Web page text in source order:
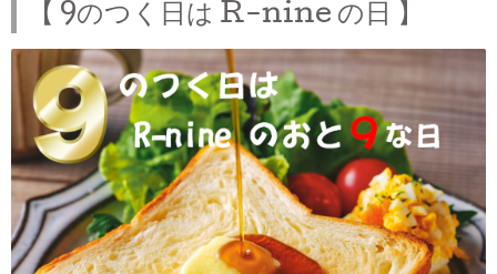
【 9のつく日は R-nine の日 】